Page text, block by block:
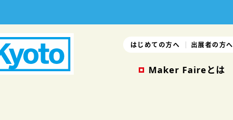
はじめての方へ 出展者の方へ
Maker Faireとは